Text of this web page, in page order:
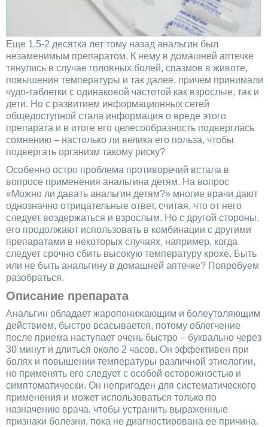
Еще 1,5-2 десятка лет тому назад анальгин был
незаменимым препаратом. К нему в домашней аптечке
тянулись в случае головных болей, спазмов в животе,
повышения температуры и так далее, причем принимали
чудо-таблетки с одинаковой частотой как взрослые, так и
дети. Но с развитием информационных сетей
общедоступной стала информация о вреде этого
препарата и в итоге его целесообразность подверглась
сомнению – настолько ли велика его польза, чтобы
подвергать организм такому риску?
Особенно остро проблема противоречий встала в
вопросе применения анальгина детям. На вопрос
«Можно ли давать анальгин детям?» многие врачи дают
однозначно отрицательные ответ, считая, что от него
следует воздержаться и взрослым. Но с другой стороны,
его продолжают использовать в комбинации с другими
препаратами в некоторых случаях, например, когда
следует срочно сбить высокую температуру крохе. Быть
или не быть анальгину в домашней аптечке? Попробуем
разобраться.
Описание препарата
Анальгин обладает жаропонижающим и болеутоляющим
действием, быстро всасывается, потому облегчение
после приема наступает очень быстро – буквально через
30 минут и длиться около 2 часов. Он эффективен при
болях и повышении температуры различной этиологии,
но применять его следует с особой осторожностью и
симптоматически. Он непригоден для систематического
применения и может использоваться только по
назначению врача, чтобы устранить выраженные
признаки болезни, пока не диагностирована ее причина.